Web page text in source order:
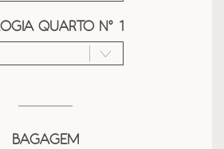
QUARTO Nº 1
BAGAGEM